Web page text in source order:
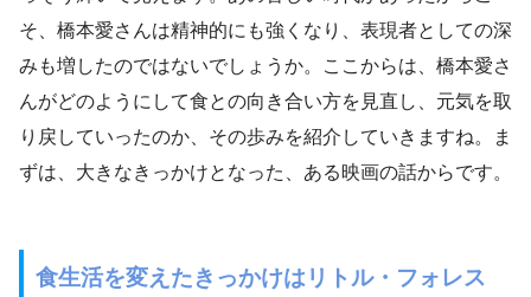
そ、橋本愛さんは精神的にも強くなり、表現者としての深
みも増したのではないでしょうか。ここからは、橋本愛さ
んがどのようにして食との向き合い方を見直し、元気を取
り戻していったのか、その歩みを紹介していきますね。ま
ずは、大きなきっかけとなった、ある映画の話からです。
食生活を変えたきっかけはリトル・フォレス